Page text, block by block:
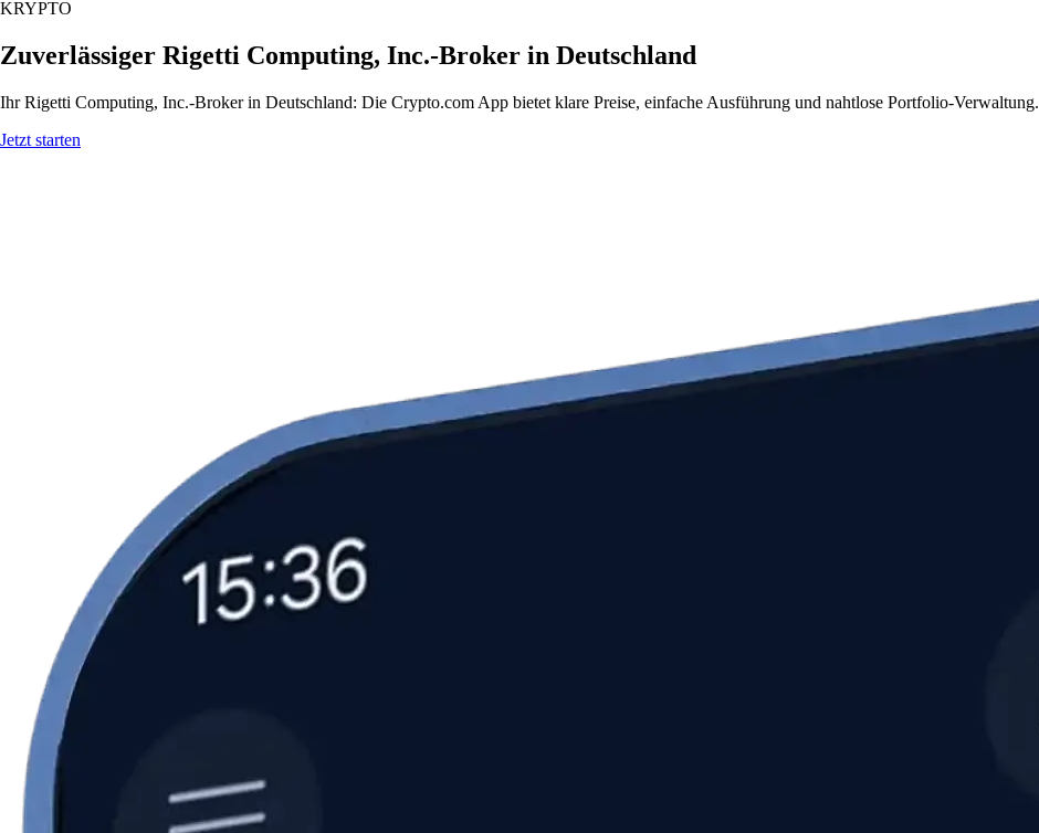
KRYPTO
Zuverlässiger Rigetti Computing, Inc.-Broker in Deutschland
Ihr Rigetti Computing, Inc.-Broker in Deutschland: Die Crypto.com App bietet klare Preise, einfache Ausführung und nahtlose Portfolio-Verwaltung.
Jetzt starten